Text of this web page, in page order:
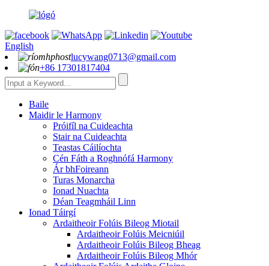
English
lucywang0713@gmail.com
+86 17301817404
Baile
Maidir le Harmony
Próifíl na Cuideachta
Stair na Cuideachta
Teastas Cáilíochta
Cén Fáth a Roghnófá Harmony
Ár bhFoireann
Turas Monarcha
Ionad Nuachta
Déan Teagmháil Linn
Ionad Táirgí
Ardaitheoir Folúis Bileog Miotail
Ardaitheoir Folúis Meicniúil
Ardaitheoir Folúis Bileog Bheag
Ardaitheoir Folúis Bileog Mhór